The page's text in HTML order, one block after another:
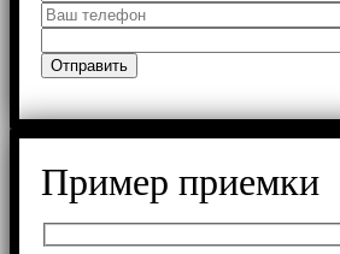
Пример приемки